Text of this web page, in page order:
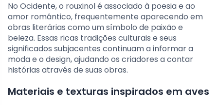
No Ocidente, o rouxinol é associado à poesia e ao
amor romântico, frequentemente aparecendo em
obras literárias como um símbolo de paixão e
beleza. Essas ricas tradições culturais e seus
significados subjacentes continuam a informar a
moda e o design, ajudando os criadores a contar
histórias através de suas obras.
Materiais e texturas inspirados em aves